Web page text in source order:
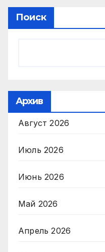
Поиск
Архив
Август 2026
Июль 2026
Июнь 2026
Май 2026
Апрель 2026